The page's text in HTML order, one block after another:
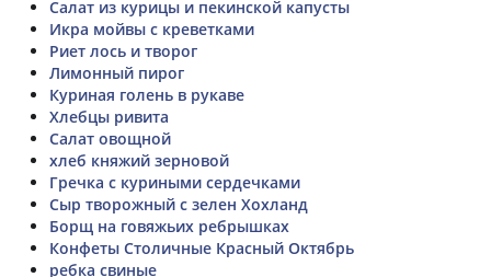
Салат из курицы и пекинской капусты
Икра мойвы с креветками
Риет лось и творог
Лимонный пирог
Куриная голень в рукаве
Хлебцы ривита
Салат овощной
хлеб княжий зерновой
Гречка с куриными сердечками
Сыр творожный с зелен Хохланд
Борщ на говяжьих ребрышках
Конфеты Столичные Красный Октябрь
ребка свиные